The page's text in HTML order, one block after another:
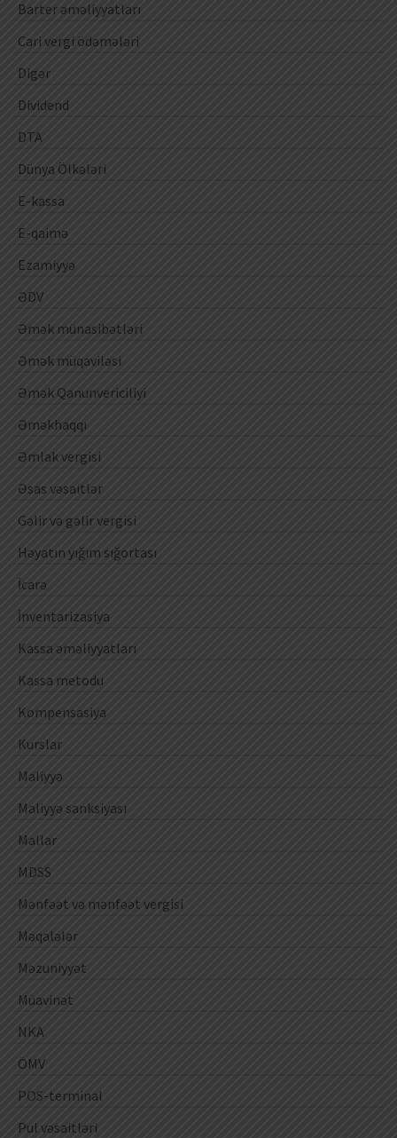
Barter əməliyyatları
Cari vergi ödəmələri
Digər
Dividend
DTA
Dünya Ölkələri
E-kassa
E-qaimə
Ezamiyyə
ƏDV
Əmək münasibətləri
Əmək müqaviləsi
Əmək Qanunvericiliyi
Əməkhaqqı
Əmlak vergisi
Əsas vəsaitlər
Gəlir və gəlir vergisi
Həyatın yığım sığortası
İcarə
İnventarizasiya
Kassa əməliyyatları
Kassa metodu
Kompensasiya
Kurslar
Maliyyə
Maliyyə sanksiyası
Mallar
MDSS
Mənfəət və mənfəət vergisi
Məqalələr
Məzuniyyət
Müavinət
NKA
ÖMV
POS-terminal
Pul vəsaitləri